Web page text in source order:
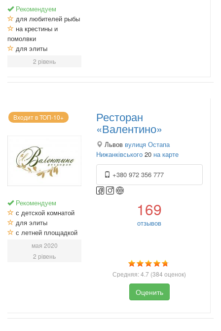
Рекомендуем
для любителей рыбы
на крестины и
помолвки
для элиты
2 рівень
Входит в ТОП-10+
Рекомендуем
с детской комнатой
для элиты
с летней площадкой
мая 2020
2 рівень
Ресторан
«Валентино»
Львов вулиця Остапа
Нижанківського 20 на карте
+380 972 356 777
169
отзывов
Средняя:4.7 (384 оценок)
Оценить